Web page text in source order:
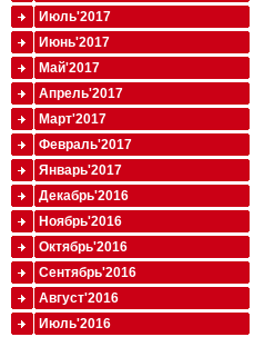
Июль'2017
Июнь'2017
Май'2017
Апрель'2017
Март'2017
Февраль'2017
Январь'2017
Декабрь'2016
Ноябрь'2016
Октябрь'2016
Сентябрь'2016
Август'2016
Июль'2016